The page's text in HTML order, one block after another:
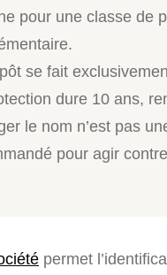
pour une classe de
se fait
dure 10 ans,
le nom n’est pas
pour agir
permet